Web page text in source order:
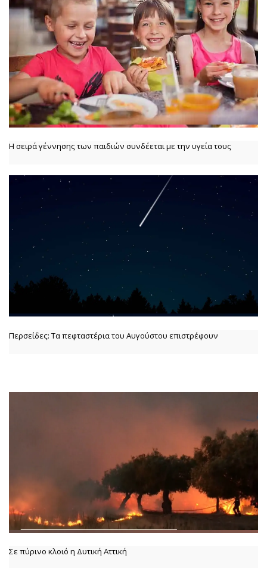
Η σειρά γέννησης των παιδιών συνδέεται με την υγεία τους
Περσείδες: Τα πεφταστέρια του Αυγούστου επιστρέφουν
Σε πύρινο κλοιό η Δυτική Αττική